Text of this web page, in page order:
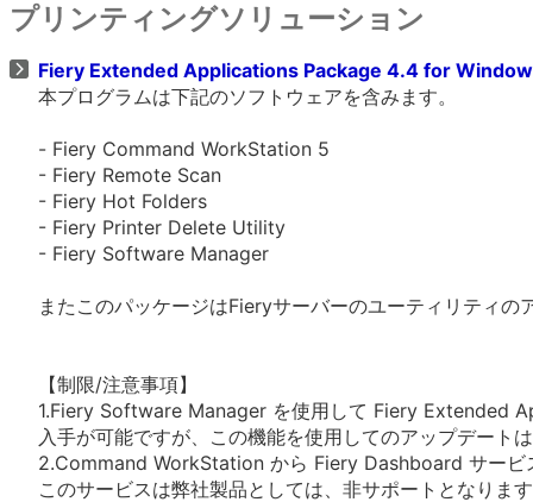
プリンティングソリューション
Fiery Extended Applications Package 4.4 for
本プログラムは下記のソフトウェアを含みます。
- Fiery Command WorkStation 5
- Fiery Remote Scan
- Fiery Hot Folders
- Fiery Printer Delete Utility
- Fiery Software Manager
またこのパッケージはFieryサーバーのユーティリティの
【制限/注意事項】
1.Fiery Software Manager を使用して Fiery Extended
入手が可能ですが、この機能を使用してのアップデート
2.Command WorkStation から Fiery Dashboard サービ
このサービスは弊社製品としては、非サポートとなりま